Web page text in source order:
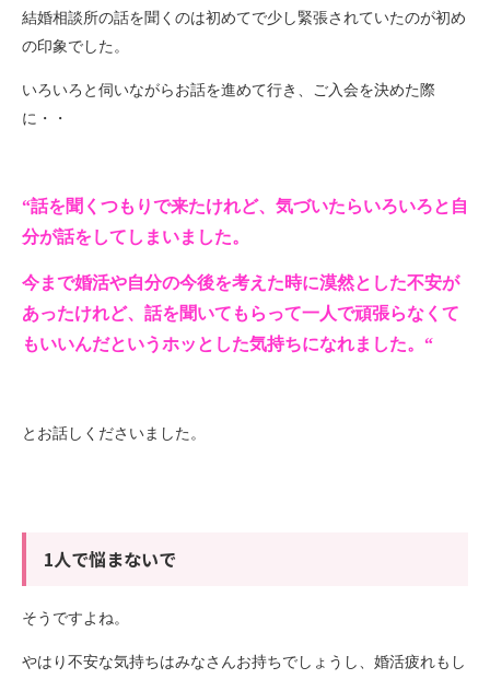
結婚相談所の話を聞くのは初めてで少し緊張されていたのが初め
の印象でした。
いろいろと伺いながらお話を進めて行き、ご入会を決めた際
に・・
“話を聞くつもりで来たけれど、気づいたらいろいろと自
分が話をしてしまいました。
今まで婚活や自分の今後を考えた時に漠然とした不安が
あったけれど、話を聞いてもらって一人で頑張らなくて
もいいんだというホッとした気持ちになれました。“
とお話しくださいました。
1人で悩まないで
そうですよね。
やはり不安な気持ちはみなさんお持ちでしょうし、婚活疲れもし